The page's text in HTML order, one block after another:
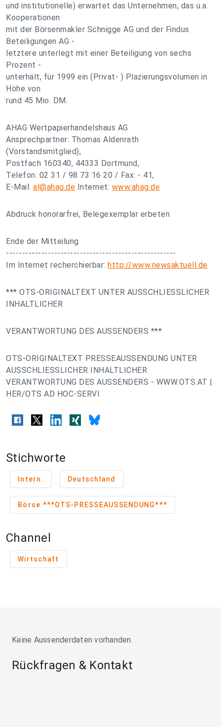
und institutionelle) erwartet das Unternehmen, das u.a.
Kooperationen
mit der Börsenmakler Schnigge AG und der Findus
Beteiligungen AG -
letztere unterlegt mit einer Beteiligung von sechs
Prozent -
unterhält, für 1999 ein (Privat- ) Plazierungsvolumen in
Höhe von
rund 45 Mio. DM.
AHAG Wertpapierhandelshaus AG
Ansprechpartner: Thomas Aldenrath
(Vorstandsmitglied),
Postfach 160340, 44333 Dortmund,
Telefon: 02 31 / 98 73 16 20 / Fax: - 41,
E-Mail: al@ahag.de Internet: www.ahag.de
Abdruck honorarfrei, Belegexemplar erbeten
Ende der Mitteilung
-----------------------------------------------------
Im Internet recherchierbar: http://www.newsaktuell.de
*** OTS-ORIGINALTEXT UNTER AUSSCHLIESSLICHER
INHALTLICHER
VERANTWORTUNG DES AUSSENDERS ***
OTS-ORIGINALTEXT PRESSEAUSSENDUNG UNTER
AUSSCHLIESSLICHER INHALTLICHER
VERANTWORTUNG DES AUSSENDERS - WWW.OTS.AT |
HER/OTS AD HOC-SERVI
Stichworte
Intern. Deutschland
Börse ***OTS-PRESSEAUSSENDUNG***
Channel
Wirtschaft
Keine Aussenderdaten vorhanden.
Rückfragen & Kontakt